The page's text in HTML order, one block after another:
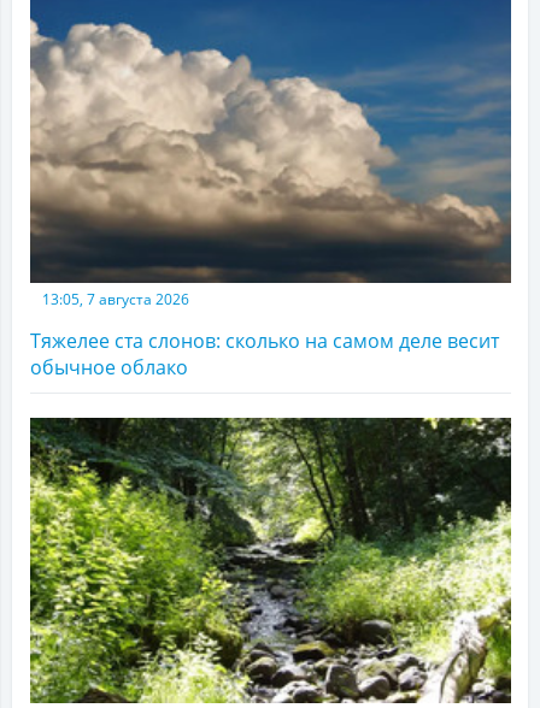
13:05, 7 августа 2026
Тяжелее ста слонов: сколько на самом деле весит
обычное облако